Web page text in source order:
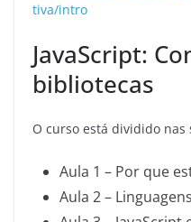
tiva/intro
JavaScript:
bibliotecas
O curso está dividido nas
Aula 1 – Por que
Aula 2 –